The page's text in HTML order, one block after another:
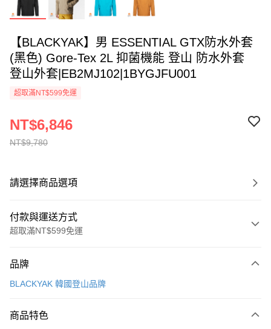
【BLACKYAK】男 ESSENTIAL GTX防水外套
(黑色) Gore-Tex 2L 抑菌機能 登山 防水外套
登山外套|EB2MJ102|1BYGJFU001
超取滿NT$599免運
NT$9,780
NT$6,846
請選擇商品選項
付款與運送方式
超取滿NT$599免運
信用卡一次付款
LINE Pay
品牌
BLACKYAK 韓國登山品牌
商品特色